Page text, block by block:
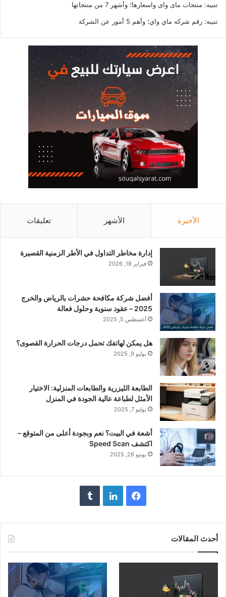
تنبيه: منتجات ماى واى واسعارها؛ وأشهر 7 من منتجاتها
تنبيه: رقم شركه ماي واي؛ وأهم 5 أمور عن الشركة
الأخيرة الأشهر تعليقات
إدارة مخاطر التداول في الأطر الزمنية القصيرة
فبراير 18, 2026
أفضل شركة مكافحة حشرات بالرياض والخرج
2025 – عقود سنوية وحلول فعالة
أغسطس 5, 2025
هل يمكن لهاتفك تحمل درجات الحرارة القصوى؟
يوليو 9, 2025
الطابعة الليزرية والطابعات المنزلية: الاختيار
الأمثل لطباعة عالية الجودة في المنزل
يوليو 7, 2025
أشعة في البيت؟ نعم وبجودة أعلى من المتوقع –
اكتشف Speed Scan
يونيو 26, 2025
فيسبوكلينكدإن
‏Tumblr
أحدث المقالات